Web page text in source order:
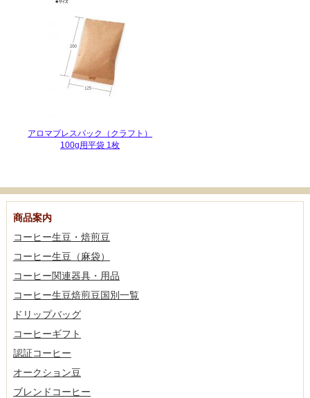
アロマブレスパック（クラフト）
100g用平袋 1枚
商品案内
コーヒー生豆・焙煎豆
コーヒー生豆（麻袋）
コーヒー関連器具・用品
コーヒー生豆焙煎豆国別一覧
ドリップバッグ
コーヒーギフト
認証コーヒー
オークション豆
ブレンドコーヒー